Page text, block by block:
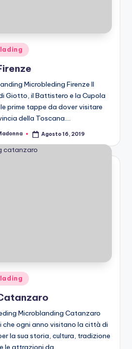
Microbleding Firenze Il
Giotto, il Battistero e la Cupola
prime tappe da dover visitare
della Toscana.…
Agosto 16, 2019
Microblanding Catanzaro
che ogni anno visitano la città di
la sua storia, cultura, tradizione
le attrazioni da…